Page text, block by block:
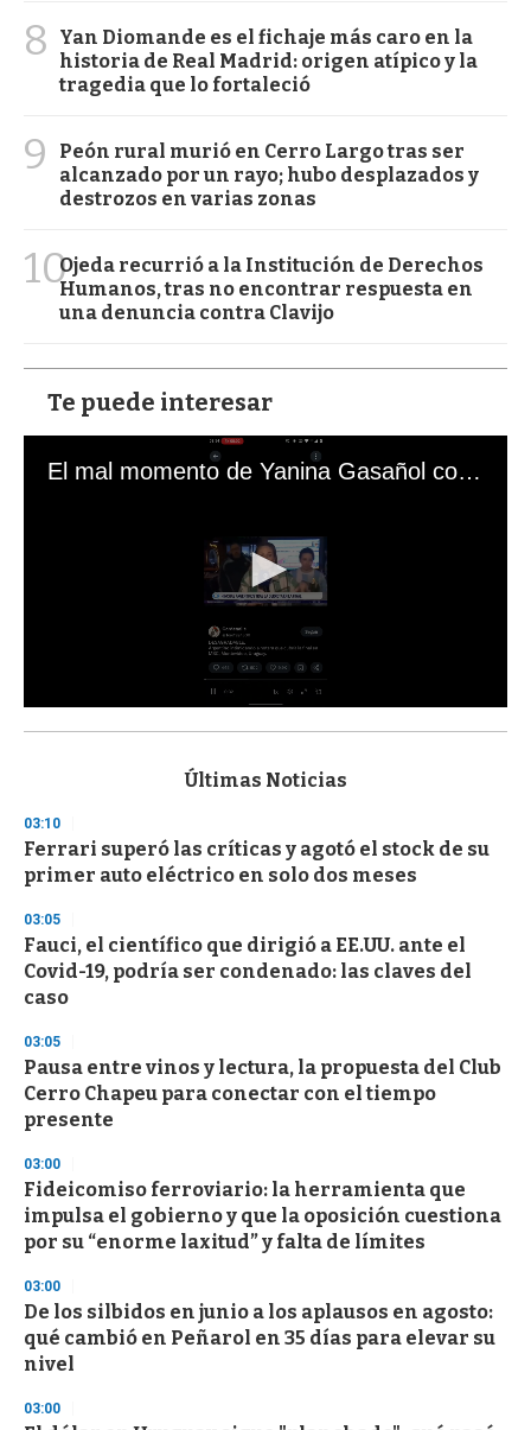
8
Yan Diomande es el fichaje más caro en la
historia de Real Madrid: origen atípico y la
tragedia que lo fortaleció
9
Peón rural murió en Cerro Largo tras ser
alcanzado por un rayo; hubo desplazados y
destrozos en varias zonas
10Ojeda recurrió a la Institución de Derechos
Humanos, tras no encontrar respuesta en
una denuncia contra Clavijo
Te puede interesar
El mal momento de Yanina Gasañol con un hincha argentino en "Subrayado"
s
d
s
o
f
3
s
e
c
o
d
s
Últimas Noticias
03:10
Ferrari superó las críticas y agotó el stock de su
primer auto eléctrico en solo dos meses
03:05
Fauci, el científico que dirigió a EE.UU. ante el
Covid-19, podría ser condenado: las claves del
caso
03:05
Pausa entre vinos y lectura, la propuesta del Club
Cerro Chapeu para conectar con el tiempo
presente
03:00
Fideicomiso ferroviario: la herramienta que
impulsa el gobierno y que la oposición cuestiona
por su “enorme laxitud” y falta de límites
03:00
De los silbidos en junio a los aplausos en agosto:
qué cambió en Peñarol en 35 días para elevar su
nivel
03:00